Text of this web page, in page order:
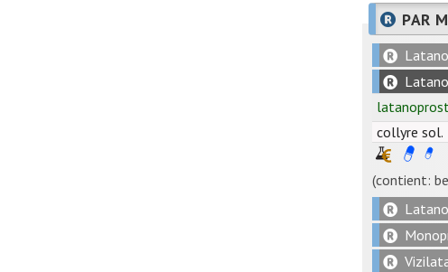
PAR
collyre sol.
(contient: